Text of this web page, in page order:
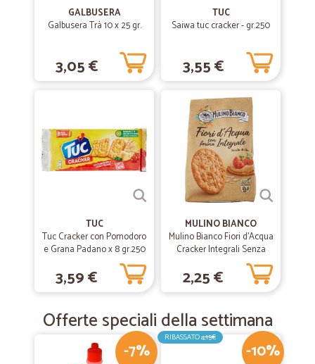
GALBUSERA
Galbusera Trà 10 x 25 gr.
3,05 €
TUC
Saiwa tuc cracker - gr.250
3,55 €
TUC
Tuc Cracker con Pomodoro
e Grana Padano x 8 gr.250
3,59 €
MULINO BIANCO
Mulino Bianco Fiori d'Acqua
Cracker Integrali Senza
Lievito Ricchi di Fibre 250g
2,25 €
Offerte speciali della settimana
-7% -10%
RIBASSATO4,15€